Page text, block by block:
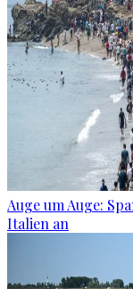
Auge um Auge:
Italien an